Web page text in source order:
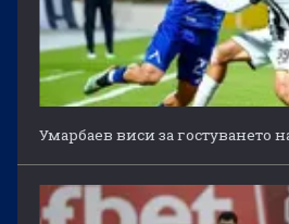
Умарбаев виси за гостуването